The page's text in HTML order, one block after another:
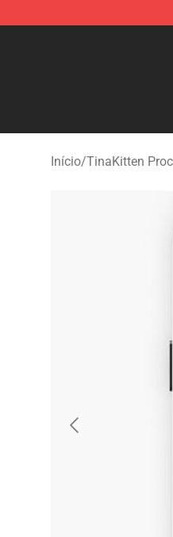
Início/TinaKitten